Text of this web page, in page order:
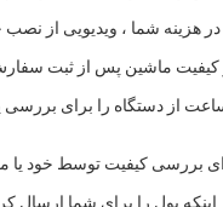
هزینه شما ، ویدیویی از نصب
از دستگاه را برای بررسی
بررسی کیفیت توسط خود یا